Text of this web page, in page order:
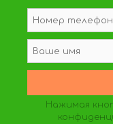
Нажимая